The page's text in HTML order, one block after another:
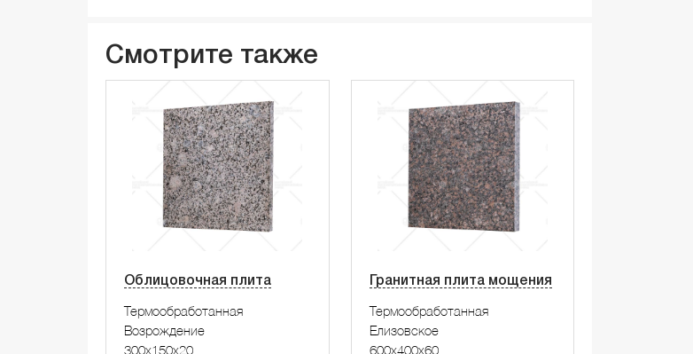
Смотрите также
Облицовочная плита
Термообработанная
Возрождение
300x150x20
Гранитная плита мощения
Термообработанная
Елизовское
600x400x60